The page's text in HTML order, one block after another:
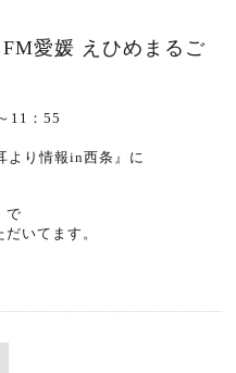
愛媛 えひめまるご
11：55
より情報in西条 』に
で
いてます。